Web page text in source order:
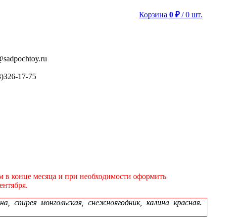
Корзина 0 ₽ /0 шт.
17-75
в конце месяца и при необходимости оформить
монгольская, снежноягодник, калина красная.